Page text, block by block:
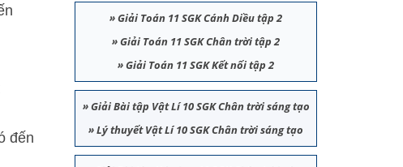
đến
»Giải Toán 11 SGK Cánh Diều tập 2
»Giải Toán 11 SGK Chân trời tập 2
»Giải Toán 11 SGK Kết nối tập 2
»Giải Bài tập Vật Lí 10 SGK Chân trời sáng tạo
»Lý thuyết Vật Lí 10 SGK Chân trời sáng tạo